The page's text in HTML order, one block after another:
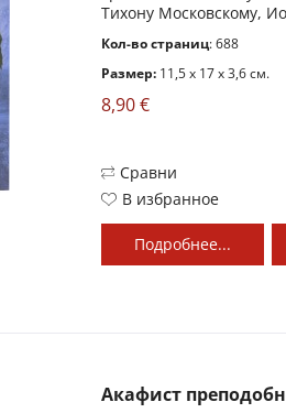
Тихону Московскому,
Кол-во страниц: 688
Размер: 11,5 x 17 x 3,6 см.
8,90 €
Сравни
В избранное
Подробнее...
Акафист